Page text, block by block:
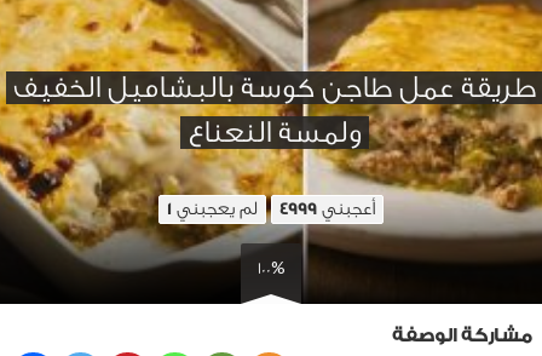
طريقة عمل طاجن كوسة بالبشاميل الخفيف
ولمسة النعناع
أعجبني 4999 لم يعجبني 1
100%
مشاركة الوصفة